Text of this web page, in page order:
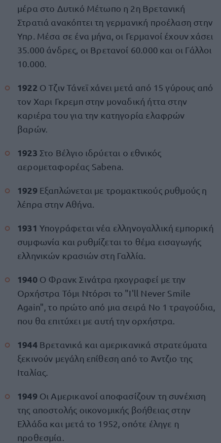
μέρα στο Δυτικό Μέτωπο η 2η Βρετανική
Στρατιά ανακόπτει τη γερμανική προέλαση στην
Υπρ. Μέσα σε ένα μήνα, οι Γερμανοί έχουν χάσει
35.000 άνδρες, οι Βρετανοί 60.000 και οι Γάλλοι
10.000.
1922 Ο Τζιν Τάνεϊ χάνει μετά από 15 γύρους από
τον Χαρι Γκρεμπ στην μοναδική ήττα στην
καριέρα του για την κατηγορία ελαφρών
βαρών.
1923 Στο Βέλγιο ιδρύεται ο εθνικός
αερομεταφορέας Sabena.
1929 Εξαπλώνεται με τρομακτικούς ρυθμούς η
λέπρα στην Αθήνα.
1931 Υπογράφεται νέα ελληνογαλλική εμπορική
συμφωνία και ρυθμίζεται το θέμα εισαγωγής
ελληνικών κρασιών στη Γαλλία.
1940 Ο Φρανκ Σινάτρα ηχογραφεί με την
Ορχήστρα Τόμι Ντόρσι το "I'll Never Smile
Again", το πρώτο από μια σειρά Νο 1 τραγούδια,
που θα επιτύχει με αυτή την ορχήστρα.
1944 Βρετανικά και αμερικανικά στρατεύματα
ξεκινούν μεγάλη επίθεση από το Άντζιο της
Ιταλίας.
1949 Οι Αμερικανοί αποφασίζουν τη συνέχιση
της αποστολής οικονομικής βοήθειας στην
Ελλάδα και μετά το 1952, οπότε έληγε η
προθεσμία.